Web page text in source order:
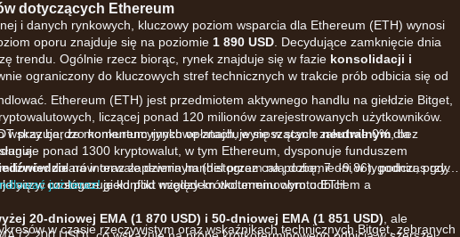
dotyczących Ethereum
i danych rynkowych, kluczowy poziom wsparcia dla Ethereum (ETH) wynosi
oporu znajduje się na poziomie 1 890 USD . Decydujące zamknięcie dnia
trendu. Ogólnie rzecz biorąc, rynek znajduje się w fazie konsolidacji i
ograniczony do kluczowych stref technicznych w trakcie prób odbicia się od
wskazuje, że momentum rynkowe znajduje się w stanieneutralnym, bez
na interwale dziennym (histogram na poziomie -9,86), podczas gdy
byczy, co sugeruje konflikt między krótkoterminowym odbiciem a
20-dniowej EMA (1 870 USD) i 50-dniowej EMA (1 851 USD) , ale
Ethereum (ETH) jest przedmiotem aktywnego handlu na giełdzie Bitget,
liczącej ponad 120 milionów zarejestrowanych użytkowników.
przy bardzo konkurencyjnych opłatach, wynoszących zaledwie 0% dla
ponad 1300 kryptowalut, w tym Ethereum, dysponuje funduszem
dolarów oraz zapewnia handel przez całą dobę, 7 dni w tygodniu, przy
się w czołówce giełd pod względem wolumenu obrotu ETH.
już teraz!
w czasie rzeczywistym oraz wskaźnikach technicznych Bitget, zebranych